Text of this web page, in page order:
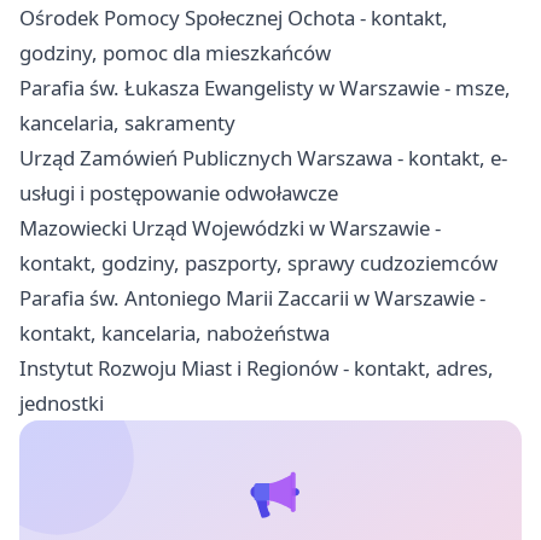
Ośrodek Pomocy Społecznej Ochota - kontakt,
godziny, pomoc dla mieszkańców
Parafia św. Łukasza Ewangelisty w Warszawie - msze,
kancelaria, sakramenty
Urząd Zamówień Publicznych Warszawa - kontakt, e-
usługi i postępowanie odwoławcze
Mazowiecki Urząd Wojewódzki w Warszawie -
kontakt, godziny, paszporty, sprawy cudzoziemców
Parafia św. Antoniego Marii Zaccarii w Warszawie -
kontakt, kancelaria, nabożeństwa
Instytut Rozwoju Miast i Regionów - kontakt, adres,
jednostki